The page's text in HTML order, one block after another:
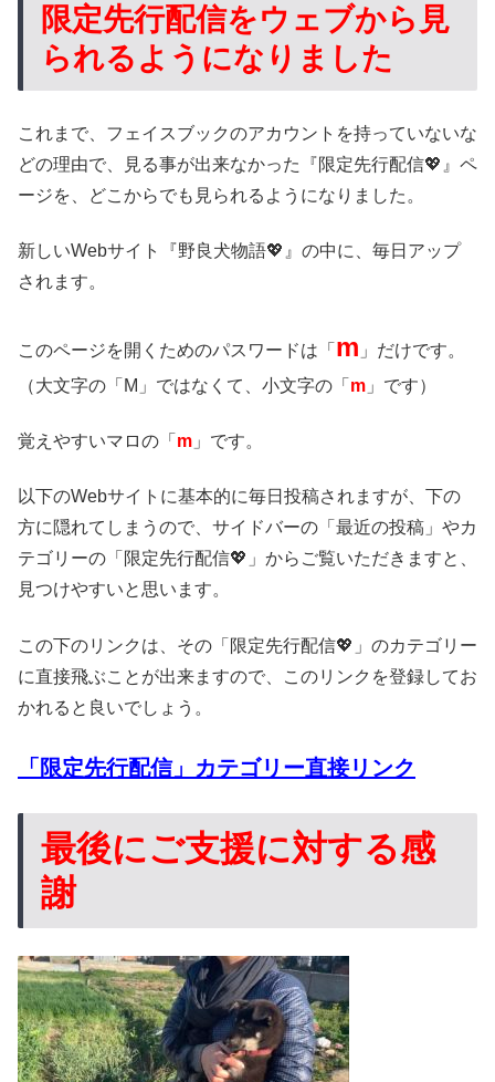
限定先行配信をウェブから見
られるようになりました
これまで、フェイスブックのアカウントを持っていないな
どの理由で、見る事が出来なかった『限定先行配信💖』ペ
ージを、どこからでも見られるようになりました。
新しいWebサイト『野良犬物語💖』の中に、毎日アップ
されます。
このページを開くためのパスワードは「 m 」だけです。
（大文字の「M」ではなくて、小文字の「 m 」です）
覚えやすいマロの「 m 」です。
以下のWebサイトに基本的に毎日投稿されますが、下の
方に隠れてしまうので、サイドバーの「最近の投稿」やカ
テゴリーの「限定先行配信💖」からご覧いただきますと、
見つけやすいと思います。
この下のリンクは、その「限定先行配信💖」のカテゴリー
に直接飛ぶことが出来ますので、このリンクを登録してお
かれると良いでしょう。
「限定先行配信」カテゴリー直接リンク
最後にご支援に対する感
謝